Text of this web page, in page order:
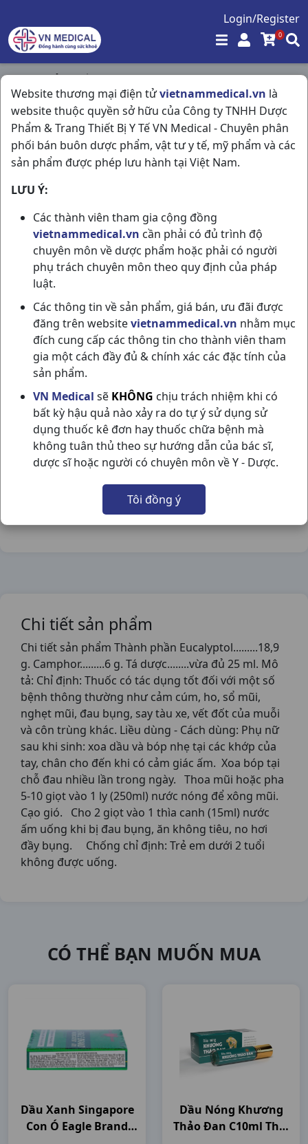
Login/Register
0
Website thương mại điện tửvietnammedical.vn là
website thuộc quyền sở hữu của Công ty TNHH Dược
Phẩm & Trang Thiết Bị Y Tế VN Medical - Chuyên phân
phối bán buôn dược phẩm, vật tư y tế, mỹ phẩm và các
sản phẩm được phép lưu hành tại Việt Nam.
LƯU Ý:
Các thành viên tham gia cộng đồng
vietnammedical.vn cần phải có đủ trình độ
chuyên môn về dược phẩm hoặc phải có người
phụ trách chuyên môn theo quy định của pháp
luật.
Các thông tin về sản phẩm, giá bán, ưu đãi được
đăng trên websitevietnammedical.vn nhằm mục
đích cung cấp các thông tin cho thành viên tham
gia một cách đầy đủ & chính xác các đặc tính của
sản phẩm.
VN Medical sẽ KHÔNG chịu trách nhiệm khi có
bất kỳ hậu quả nào xảy ra do tự ý sử dụng sử
dụng thuốc kê đơn hay thuốc chữa bệnh mà
không tuân thủ theo sự hướng dẫn của bác sĩ,
dược sĩ hoặc người có chuyên môn về Y - Dược.
Tôi đồng ý
Trang chủ / Dầu - Cao Dán /
Dầu Khuynh Diệp C25ml Pharmedic
DẦU KHUYNH DIỆP C25ML PHARMEDIC
NSX:Pharmedic
Nhóm hàng:Dầu - Cao Dán,
Chia sẻ qua mạng xã hội:
Chi tiết sản phẩm
Chi tiết sản phẩm Thành phần Eucalyptol.........18,9
g. Camphor.........6 g. Tá dược........vừa đủ 25 ml. Mô
tả: Chỉ định: Thuốc có tác dụng tốt đối với một số
bệnh thông thường như cảm cúm, ho, sổ mũi,
nghẹt mũi, đau bụng, say tàu xe, vết đốt của muỗi
và côn trùng khác. Liều dùng - Cách dùng: Phụ nữ
sau khi sinh: xoa dầu và bóp nhẹ tại các khớp của
tay, chân cho đến khi có cảm giác ấm. Xoa bóp tại
chỗ đau nhiều lần trong ngày. Thoa mũi hoặc pha
5-10 giọt vào 1 ly (250ml) nước nóng để xông mũi.
Cạo gió. Cho 2 giọt vào 1 thìa canh (15ml) nước
ấm uống khi bị đau bụng, ăn không tiêu, no hơi
đầy bụng. Chống chỉ định: Trẻ em dưới 2 tuổi
không được uống.
CÓ THỂ BẠN MUỐN MUA
Dầu Xanh Singapore
Con Ó Eagle Brand
Dầu Nóng Khương
Thảo Đan C10ml Thái